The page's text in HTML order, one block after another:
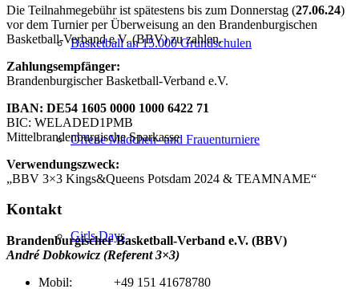
Basketball an 15.000 Grundschulen
Offene Mädchen- und Frauenturniere
Girls Days
Die Teilnahmegebühr ist spätestens bis zum Donnerstag (27.06.24)
vor dem Turnier per Überweisung an den Brandenburgischen
Basketball-Verband e.V. (BBV) zu zahlen.
Zahlungsempfänger:
Brandenburgischer Basketball-Verband e.V.
IBAN: DE54 1605 0000 1000 6422 71
BIC: WELADED1PMB
Mittelbrandenburgische Sparkasse
Verwendungszweck:
„BBV 3×3 Kings&Queens Potsdam 2024 & TEAMNAME“
Kontakt
Brandenburgischer Basketball-Verband e.V. (BBV)
André Dobkowicz (Referent 3×3)
Mobil: +49 151 41678780